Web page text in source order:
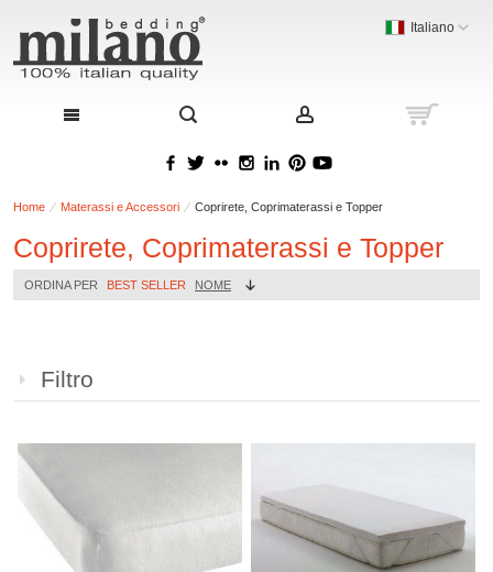
Italiano
Home Materassi e Accessori Coprirete, Coprimaterassi e Topper
Coprirete, Coprimaterassi e Topper
ORDINA PER BEST SELLER NOME
Filtro